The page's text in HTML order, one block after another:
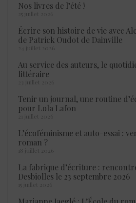
Nos livres de l’été !
25 juillet 2026
Écrire son histoire de vie avec
de Patrick Oudot de Dainville
24 juillet 2026
Au service des auteurs, le
littéraire
23 juillet 2026
Tenir un journal, une routine
pour Lola Lafon
21 juillet 2026
L’écoféminisme et auto-essai :
roman ?
18 juillet 2026
La fabrique d’écriture :
Desbiolles le 23 septembre 2026
15 juillet 2026